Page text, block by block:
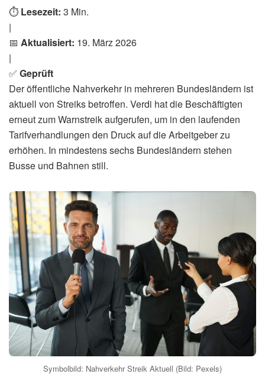
⏱️ Lesezeit: 3 Min.
|
📅 Aktualisiert: 19. März 2026
|
✅ Geprüft
Der öffentliche Nahverkehr in mehreren Bundesländern ist
aktuell von Streiks betroffen. Verdi hat die Beschäftigten
erneut zum Warnstreik aufgerufen, um in den laufenden
Tarifverhandlungen den Druck auf die Arbeitgeber zu
erhöhen. In mindestens sechs Bundesländern stehen
Busse und Bahnen still.
Symbolbild: Nahverkehr Streik Aktuell (Bild: Pexels)